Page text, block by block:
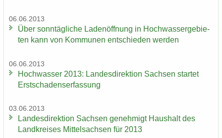
06.06.2013
Über sonn­täg­li­che La­den­öff­nung in Hoch­was­ser­ge­bie­
ten kann von Kom­mu­nen ent­schie­den wer­den
06.06.2013
Hoch­was­ser 2013: Lan­des­di­rek­ti­on Sach­sen star­tet
Erst­scha­dens­er­fas­sung
03.06.2013
Lan­des­di­rek­ti­on Sach­sen ge­neh­migt Haus­halt des
Land­krei­ses Mit­tel­sach­sen für 2013